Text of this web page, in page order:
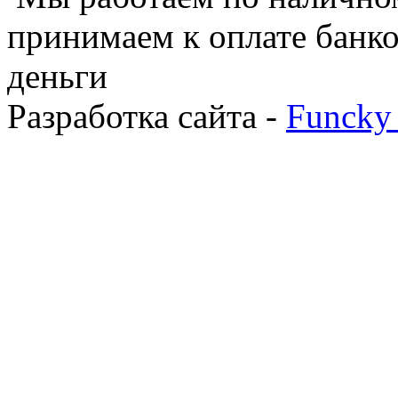
принимаем к оплате
деньги
Разработка сайта -